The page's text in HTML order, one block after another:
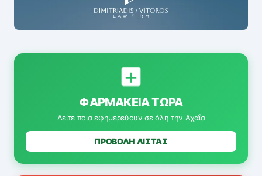
ΦΑΡΜΑΚΕΊΑ ΤΏΡΑ
Δείτε ποια εφημερεύουν σε όλη την Αχαΐα
ΠΡΟΒΟΛΗ ΛΙΣΤΑΣ